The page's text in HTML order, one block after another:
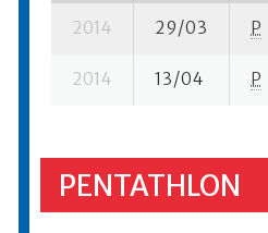
2014 29/03 P
2014 13/04 P
PENTATHLON